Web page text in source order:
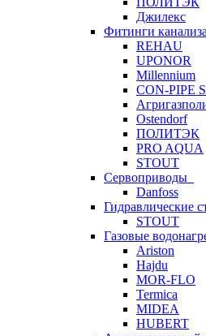
Джилекс
Фитинги
REHAU
UPONOR
Millennium
CON-PIPE
Ostendorf
ПОЛИТЭК
PRO AQUA
STOUT
Сервоприводы
Danfoss
Гидравлические
STOUT
Газовые
Ariston
Hajdu
MOR-FLO
Termica
MIDEA
HUBERT